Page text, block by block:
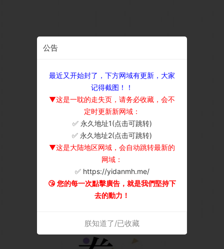
公告
最近又开始封了，下方网域有更新，大家
记得截图！！
▼这是一耽的走失页，请务必收藏，会不
定时更新新网域：
✅ 永久地址1(点击可跳转)
✅ 永久地址2(点击可跳转)
▼这是大陆地区网域，会自动跳转最新的
网域：
✅ https://yidanmh.me/
😘 您的每一次點擊廣告，就是我們堅持下
去的動力！
朕知道了/已收藏